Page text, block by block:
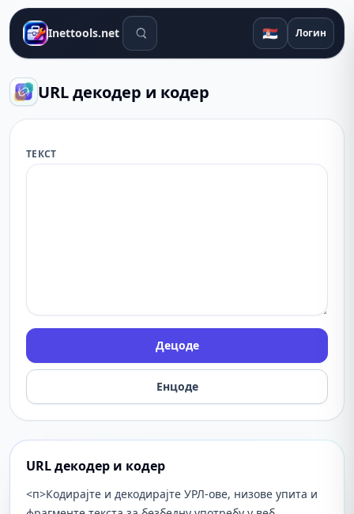
Inettools.net Алати за претрагу 🇷🇸 Логин
URL декодер и кодер
ТЕКСТ
Децоде
Енцоде
URL декодер и кодер
<п>Кодирајте и декодирајте УРЛ-ове, низове упита и